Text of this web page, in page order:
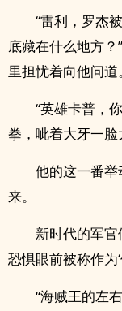
“雷利，罗杰
底藏在什么地方
里担忧着向他问道。
“英雄卡普，
拳，呲着大牙一脸
他的这一番
来。
新时代的军
恐惧眼前被称作为‘
“海贼王的左